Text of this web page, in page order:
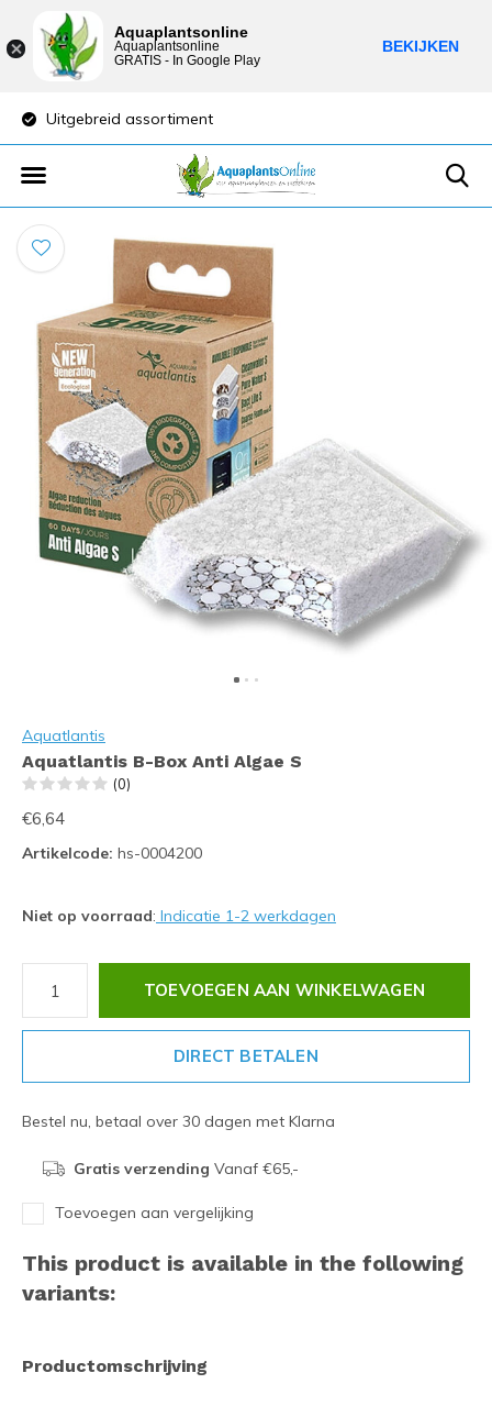
Uitgebreid assortiment
Aquatlantis
Aquatlantis B-Box Anti Algae S
(0)
€6,64
Artikelcode: hs-0004200
Niet op voorraad: Indicatie 1-2 werkdagen
TOEVOEGEN AAN WINKELWAGEN
DIRECT BETALEN
Bestel nu, betaal over 30 dagen met Klarna
Gratis verzending Vanaf €65,-
Toevoegen aan vergelijking
This product is available in the following
variants:
Productomschrijving
Aquaplantsonline
Aquaplantsonline
GRATIS - In Google Play
BEKIJKEN